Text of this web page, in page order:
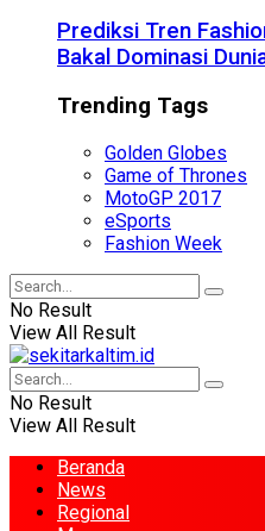
Prediksi Tren
Bakal Dominasi
Trending Tags
Golden Globes
Game of Thrones
MotoGP 2017
eSports
Fashion Week
No Result
View All Result
No Result
View All Result
Beranda
News
Regional